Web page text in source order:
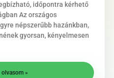
időpontra kérhető
Az országos
népszerűbb hazánkban,
gyorsan, kényelmesen
olvasom »